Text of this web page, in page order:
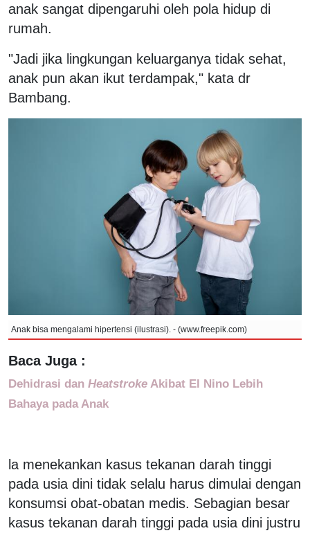
anak sangat dipengaruhi oleh pola hidup di
rumah.
"Jadi jika lingkungan keluarganya tidak sehat,
anak pun akan ikut terdampak," kata dr
Bambang.
Anak bisa mengalami hipertensi (ilustrasi). - (www.freepik.com)
Baca Juga :
Dehidrasi dan Heatstroke Akibat El Nino Lebih
Bahaya pada Anak
la menekankan kasus tekanan darah tinggi
pada usia dini tidak selalu harus dimulai dengan
konsumsi obat-obatan medis. Sebagian besar
kasus tekanan darah tinggi pada usia dini justru